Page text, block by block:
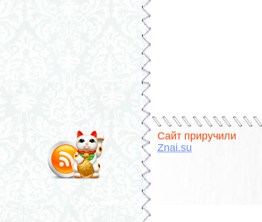
Сайт приручили
Znai.su